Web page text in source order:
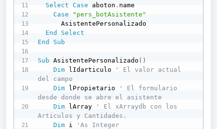
Select
Case aboton . name
Case
"pers_botAsistente"
      AsistentePersonalizado
End
Select
End
Sub
Sub AsistentePersonalizado ( )
Dim lIdarticulo
' El valor actual
del campo
Dim lPropietario
' El formulario
desde donde se abre el asistente
Dim lArray
' El xArraydb con los
Articulos y Cantidades.
Dim i
'As Integer